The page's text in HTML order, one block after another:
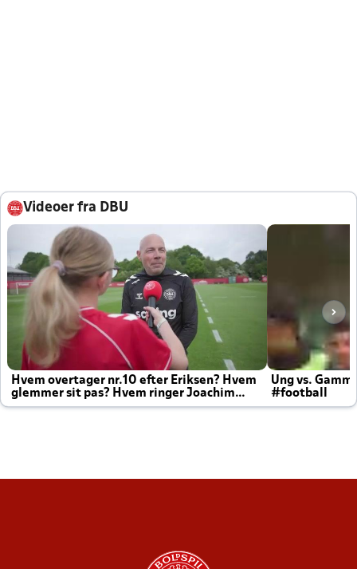
Videoer fra DBU
Hvem overtager nr.10 efter Eriksen? Hvem
glemmer sit pas? Hvem ringer Joachim
altid til efter kampe?
Ung vs.
#football